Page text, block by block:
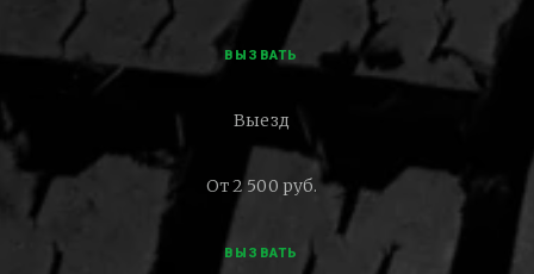
ВЫЗВАТЬ
Выезд
От 2 500 руб.
ВЫЗВАТЬ